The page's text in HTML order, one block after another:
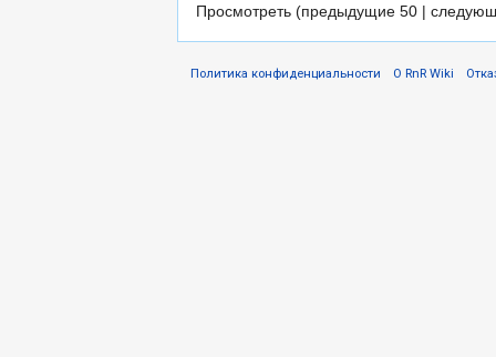
Просмотреть (предыдущие 50 |
Политика конфиденциальности О RnR Wiki